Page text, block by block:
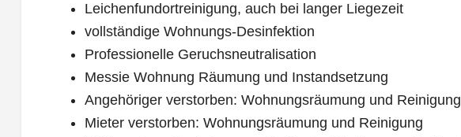
Leichenfundortreinigung, auch bei langer Liegezeit
vollständige Wohnungs-Desinfektion
Professionelle Geruchsneutralisation
Messie Wohnung Räumung und Instandsetzung
Angehöriger verstorben: Wohnungsräumung und Reinigung
Mieter verstorben: Wohnungsräumung und Reinigung